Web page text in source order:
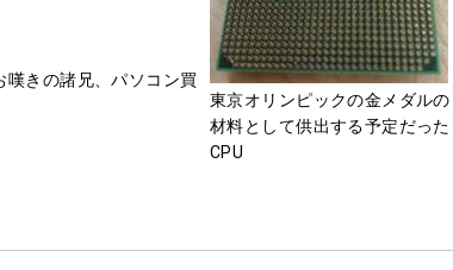
東京オリンピックの金メダルの
材料として供出する予定だった
CPU
嘆きの諸兄、パソコン買